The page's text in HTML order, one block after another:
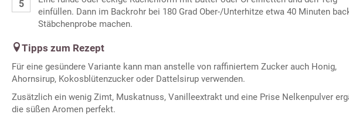
einfüllen. Dann im Backrohr bei 180 Grad Ober-/Unterhitze etwa 40 Minuten
Stäbchenprobe machen.
Tipps zum Rezept
Für eine gesündere Variante kann man anstelle von raffiniertem Zucker auch Honig,
Ahornsirup, Kokosblütenzucker oder Dattelsirup verwenden.
Zusätzlich ein wenig Zimt, Muskatnuss, Vanilleextrakt und eine Prise Nelkenpulver
die süßen Aromen perfekt.